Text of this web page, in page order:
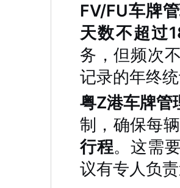
FV/FU车牌
天数不超过
务，但频次
记录的年终
粤Z港车牌管
制，确保每
行程。这需
议有专人负